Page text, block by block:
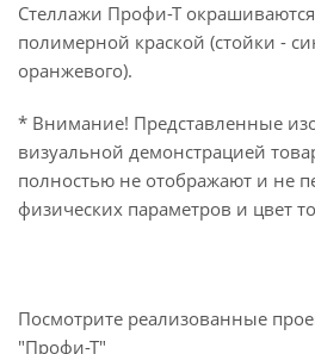
Стеллажи Профи-Т
полимерной краской (стойки -
оранжевого).
* Внимание! Представленные
визуальной демонстрацией
полностью не отображают и не
физических параметров и цвет
Посмотрите реализованные
"Профи-Т"